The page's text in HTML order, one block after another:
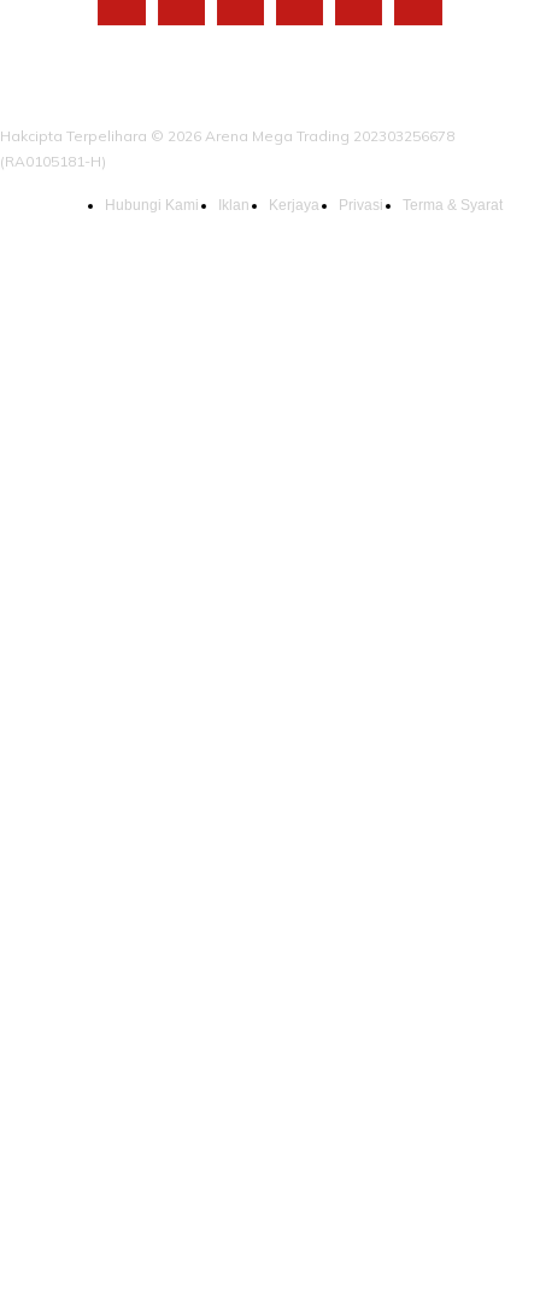
Hakcipta Terpelihara © 2026 Arena Mega Trading 202303256678
(RA0105181-H)
Hubungi Kami Iklan Kerjaya Privasi Terma & Syarat